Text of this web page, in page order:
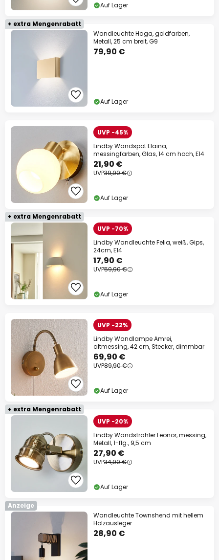
Auf Lager
+ extra Mengenrabatt
Wandleuchte Haga, goldfarben,
Metall, 25 cm breit, G9
79,90 €
Auf Lager
UVP -45%
Lindby Wandspot Elaina,
messingfarben, Glas, 14 cm hoch, E14
21,90 €
UVP39,90 €
Auf Lager
+ extra Mengenrabatt
UVP -70%
Lindby Wandleuchte Felia, weiß, Gips,
24cm, E14
17,90 €
UVP59,90 €
Auf Lager
UVP -22%
Lindby Wandlampe Amrei,
altmessing, 42 cm, Stecker, dimmbar
69,90 €
UVP89,90 €
Auf Lager
+ extra Mengenrabatt
UVP -20%
Lindby Wandstrahler Leonor, messing,
Metall, 1-flg., 9,5 cm
27,90 €
UVP34,90 €
Auf Lager
Anzeige
Wandleuchte Townshend mit hellem
Holzausleger
28,90 €